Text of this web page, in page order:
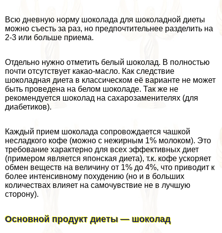
Всю дневную норму шоколада для шоколадной диеты
можно съесть за раз, но предпочтительнее разделить на
2-3 или больше приема.
Отдельно нужно отметить белый шоколад. В полностью
почти отсутствует какао-масло. Как следствие
шоколадная диета в классическом её варианте не может
быть проведена на белом шоколаде. Так же не
рекомендуется шоколад на сахарозаменителях (для
диабетиков).
Каждый прием шоколада сопровождается чашкой
несладкого кофе (можно с нежирным 1% молоком). Это
требование хаpaктерно для всех эффективных диет
(примером является японская диета), т.к. кофе ускоряет
обмен веществ на величину от 1% до 4%, что приводит к
более интенсивному похудению (но и в больших
количествах влияет на самочувствие не в лучшую
сторону).
Основной продукт диеты — шоколад